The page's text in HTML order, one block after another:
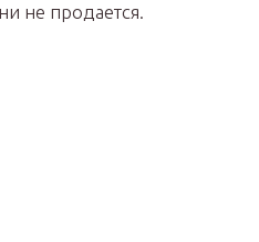
не продается.